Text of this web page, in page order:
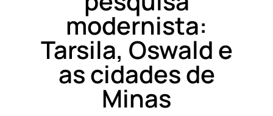
modernista:
Tarsila, Oswald e
as cidades de
Minas